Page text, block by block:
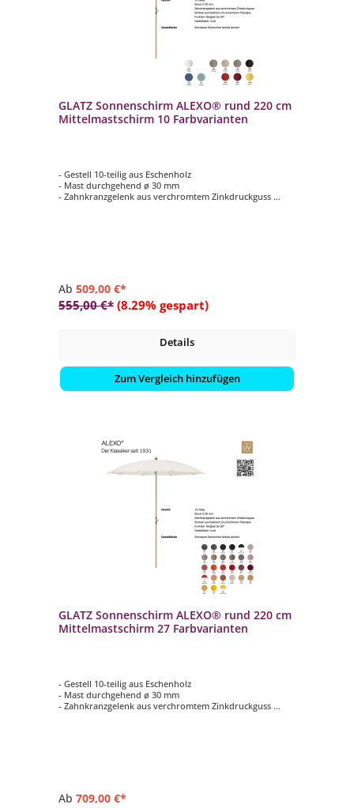
GLATZ Sonnenschirm ALEXO® rund 220 cm
Mittelmastschirm 10 Farbvarianten
- Gestell 10-teilig aus Eschenholz
- Mast durchgehend ø 30 mm
- Zahnkranzgelenk aus verchromtem Zinkdruckguss
Ab 509,00 €*
555,00 €* (8.29% gespart)
Details
Zum Vergleich hinzufügen
GLATZ Sonnenschirm ALEXO® rund 220 cm
Mittelmastschirm 27 Farbvarianten
- Gestell 10-teilig aus Eschenholz
- Mast durchgehend ø 30 mm
- Zahnkranzgelenk aus verchromtem Zinkdruckguss
Ab 709,00 €*